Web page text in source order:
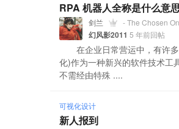
RPA 机器人全称是什么意
剑兰 - The Chosen
幻风影2011 5 年前回帖
在企业日常营运中，有许多
化)作为一种新兴的软件技术工
不需经由特殊 ....
可视化设计
新人报到